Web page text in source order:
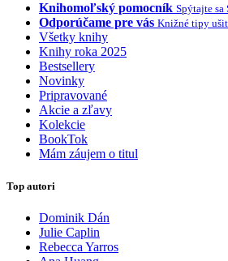
Knihomoľský pomocník Spýtajte
Odporúčame pre vás Knižné tipy
Všetky knihy
Knihy roka 2025
Bestsellery
Novinky
Pripravované
Akcie a zľavy
Kolekcie
BookTok
Mám záujem o titul
Top autori
Dominik Dán
Julie Caplin
Rebecca Yarros